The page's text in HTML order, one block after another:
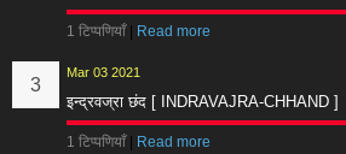
1 टिप्पणियाँ Read more
Mar 03 2021
इन्द्रवज्रा छंद [ INDRAVAJRA-CHHAND ]
1 टिप्पणियाँ| Read more